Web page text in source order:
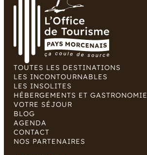
TOUTES LES DESTINATIONS
LES INCONTOURNABLES
LES INSOLITES
HÉBERGEMENTS ET GASTRONOMIE
VOTRE SÉJOUR
BLOG
AGENDA
CONTACT
NOS PARTENAIRES